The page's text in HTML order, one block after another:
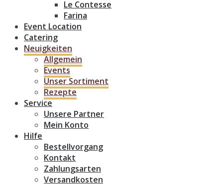
Le Contesse
Farina
Event Location
Catering
Neuigkeiten
Allgemein
Events
Unser Sortiment
Rezepte
Service
Unsere Partner
Mein Konto
Hilfe
Bestellvorgang
Kontakt
Zahlungsarten
Versandkosten